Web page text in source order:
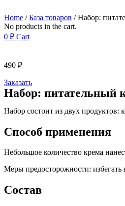
Home /База товаров / Набор:
No products in the cart.
0 ₽ Cart
490 ₽
Заказать
Набор: питательный
Набор состоит из двух продуктов:
Способ применения
Небольшое количество крема
Меры предосторожности: избегать
Состав